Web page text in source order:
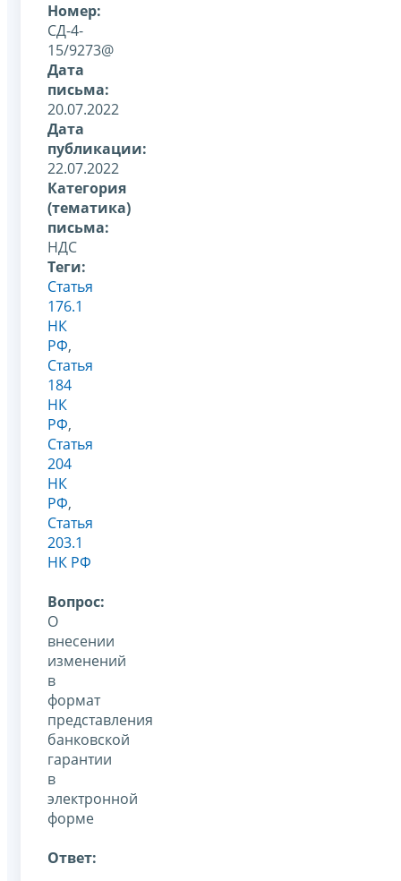
Номер:
СД-4-
15/9273@
Дата
письма:
20.07.2022
Дата
публикации:
22.07.2022
Категория
(тематика)
письма:
НДС
Теги:
Статья
176.1
НК
РФ,
Статья
184
НК
РФ,
Статья
204
НК
РФ,
Статья
203.1
НК РФ
Вопрос:
О
внесении
изменений
в
формат
представления
банковской
гарантии
в
электронной
форме
Ответ: